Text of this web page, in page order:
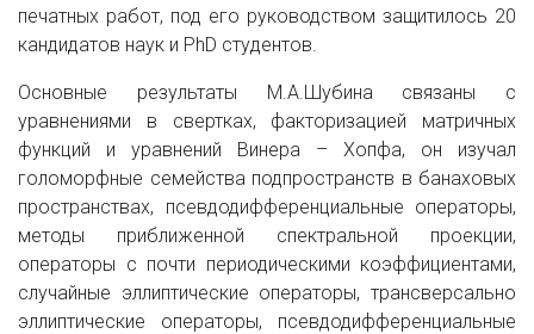
печатных работ, под его руководством защитилось 20
кандидатов наук и PhD студентов.
Основные результаты М.А.Шубина связаны с
уравнениями в свертках, факторизацией матричных
функций и уравнений Винера – Хопфа, он изучал
голоморфные семейства подпространств в банаховых
пространствах, псевдодифференциальные операторы,
методы приближенной спектральной проекции,
операторы с почти периодическими коэффициентами,
случайные эллиптические операторы, трансверсально
эллиптические операторы, псевдодифференциальные